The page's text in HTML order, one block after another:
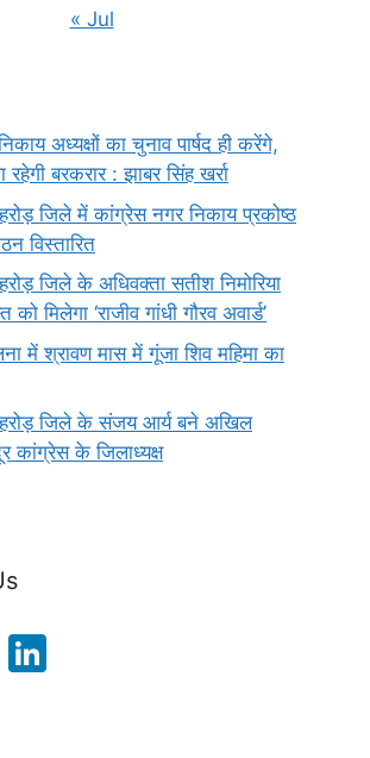
« Jul
अध्यक्षों का चुनाव पार्षद ही करेंगे,
रहेगी बरकरार : झाबर सिंह खर्रा
जिले में कांग्रेस नगर निकाय प्रकोष्ठ
विस्तारित
जिले के अधिवक्ता सतीश निमोरिया
मिलेगा ‘राजीव गांधी गौरव अवार्ड’
में श्रावण मास में गूंजा शिव महिमा का
जिले के संजय आर्य बने अखिल
कांग्रेस के जिलाध्यक्ष
In